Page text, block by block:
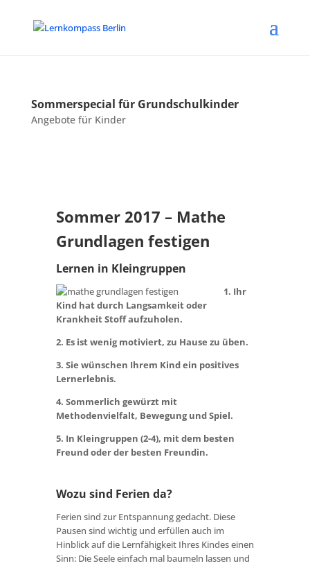
Sommerspecial für Grundschulkinder
Angebote für Kinder
Sommer 2017 – Mathe
Grundlagen festigen
Lernen in Kleingruppen
1. Ihr
Kind hat durch Langsamkeit oder
Krankheit Stoff aufzuholen.
2. Es ist wenig motiviert, zu Hause zu üben.
3. Sie wünschen Ihrem Kind ein positives
Lernerlebnis.
4. Sommerlich gewürzt mit
Methodenvielfalt, Bewegung und Spiel.
5. In Kleingruppen (2-4), mit dem besten
Freund oder der besten Freundin.
Wozu sind Ferien da?
Ferien sind zur Entspannung gedacht. Diese
Pausen sind wichtig und erfüllen auch im
Hinblick auf die Lernfähigkeit Ihres Kindes einen
Sinn: Die Seele einfach mal baumeln lassen und